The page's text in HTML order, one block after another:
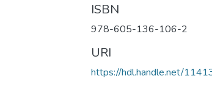
ISBN
978-605-136-106-2
URI
https://hdl.handle.net/